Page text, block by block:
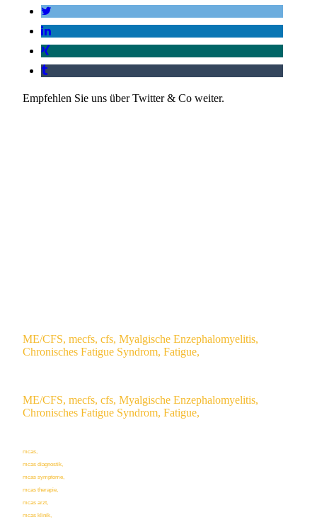
Empfehlen Sie uns über Twitter & Co weiter.
ME/CFS, mecfs, cfs, Myalgische Enzephalomyelitis,
Chronisches Fatigue Syndrom, Fatigue,
ME/CFS, mecfs, cfs, Myalgische Enzephalomyelitis,
Chronisches Fatigue Syndrom, Fatigue,
mcas,
mcas diagnostik,
mcas symptome,
mcas therapie,
mcas arzt,
mcas klinik,